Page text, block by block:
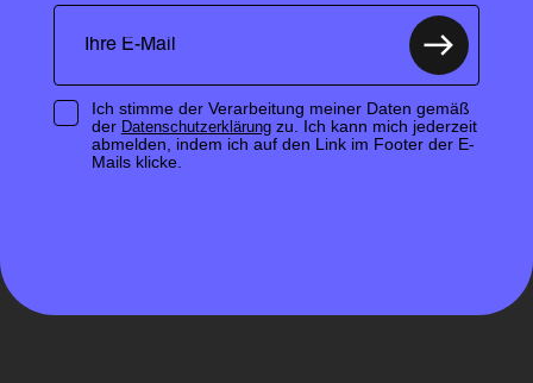
Ich stimme der Verarbeitung meiner Daten gemäß
der Datenschutzerklärungzu. Ich kann mich jederzeit
abmelden, indem ich auf den Link im Footer der E-
Mails klicke.